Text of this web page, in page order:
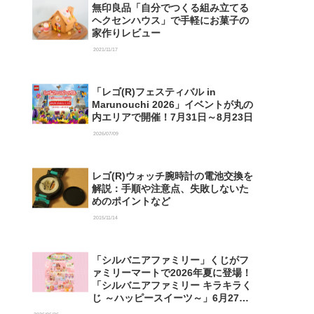
無印良品「自分でつくる組み立てる
ヘクセンハウス」で手軽にお菓子の
家作りレビュー
2021/11/17
「レゴ(R)フェスティバル in
Marunouchi 2026」イベントが丸の
内エリアで開催！7月31日～8月23日
2026/07/09
レゴ(R)ウォッチ腕時計の電池交換を
解説：手順や注意点、失敗しないた
めのポイントなど
2015/11/14
「シルバニアファミリー」くじがフ
ァミリーマートで2026年夏に登場！
「シルバニアファミリー キラキラく
じ ～ハッピースイーツ～」6月27日